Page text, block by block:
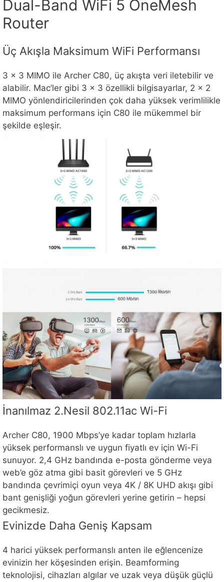
Dual-Band WiFi 5 OneMesh
Router
Üç Akışla Maksimum WiFi Performansı
3 × 3 MIMO ile Archer C80, üç akışta veri iletebilir ve
alabilir. Mac’ler gibi 3 × 3 özellikli bilgisayarlar, 2 × 2
MIMO yönlendiricilerinden çok daha yüksek verimlilikle
maksimum performans için C80 ile mükemmel bir
şekilde eşleşir.
İnanılmaz 2.Nesil 802.11ac Wi-Fi
Archer C80, 1900 Mbps’ye kadar toplam hızlarla
yüksek performanslı ve uygun fiyatlı ev için Wi-Fi
sunuyor. 2,4 GHz bandında e-posta gönderme veya
web’e göz atma gibi basit görevleri ve 5 GHz
bandında çevrimiçi oyun veya 4K / 8K UHD akışı gibi
bant genişliği yoğun görevleri yerine getirin – hepsi
gecikmesiz.
Evinizde Daha Geniş Kapsam
4 harici yüksek performanslı anten ile eğlencenize
evinizin her köşesinden erişin. Beamforming
teknolojisi, cihazları algılar ve uzak veya düşük güçlü